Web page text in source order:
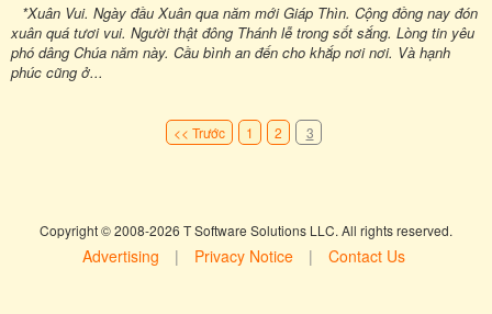
*Xuân Vui. Ngày đầu Xuân qua năm mới Giáp Thìn. Cộng đồng nay đón
xuân quá tươi vui. Người thật đông Thánh lễ trong sốt sắng. Lòng tin yêu
phó dâng Chúa năm này. Cầu bình an đến cho khắp nơi nơi. Và hạnh
phúc cũng ở...
<< Trước 1 2 3
Copyright © 2008-2026 T Software Solutions LLC. All rights reserved.
Advertising | Privacy Notice | Contact Us